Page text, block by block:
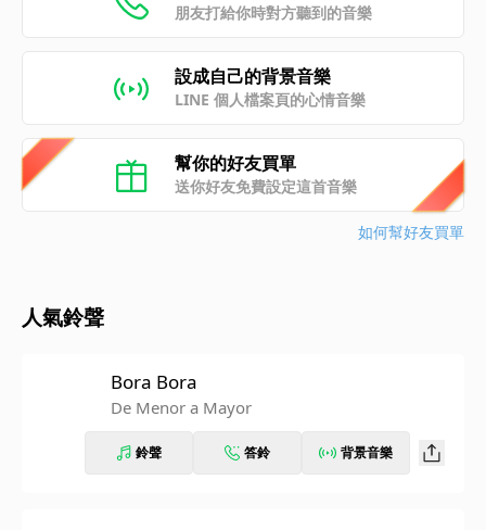
朋友打給你時對方聽到的音樂
設成自己的背景音樂
LINE 個人檔案頁的心情音樂
幫你的好友買單
送你好友免費設定這首音樂
如何幫好友買單
人氣鈴聲
Bora Bora
De Menor a Mayor
鈴聲 答鈴 背景音樂